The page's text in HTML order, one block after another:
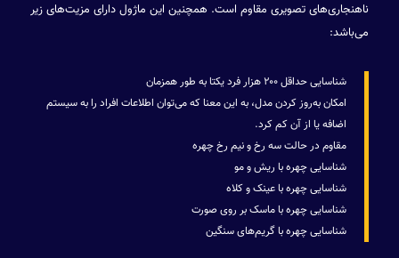
ناهنجاری‌های تصویری مقاوم است. همچنین این ماژول دارای مزیت‌های زیر
می‌باشد:
شناسایی حداقل ۲۰۰ هزار فرد یکتا به طور همزمان
امکان به‌روز کردن مدل، به این معنا که می‌توان اطلاعات افراد را به سیستم
اضافه یا از آن کم کرد.
مقاوم در حالت سه رخ و نیم رخ چهره
شناسایی چهره با ریش و مو
شناسایی چهره با عینک و کلاه
شناسایی چهره با ماسک بر روی صورت
شناسایی چهره با گریم‌های سنگین